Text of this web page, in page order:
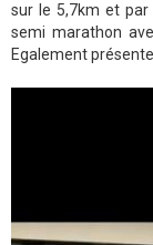
sur le 5,7km et
semi marathon
Egalement